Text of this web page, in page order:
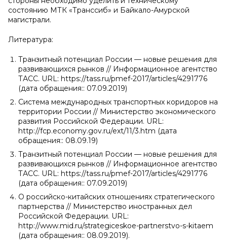
состоянию МТК «Транссиб» и Байкало-Амурской
магистрали.
Литература:
Транзитный потенциал России — новые решения для
развивающихся рынков // Информационное агентство
ТАСС. URL: https://tass.ru/pmef-2017/articles/4291776
(дата обращения:: 07.09.2019)
Система международных транспортных коридоров на
территории России // Министерство экономического
развития Российской Федерации. URL:
http://fcp.economy.gov.ru/ext/11/3.htm (дата
обращения:: 08.09.19)
Транзитный потенциал России — новые решения для
развивающихся рынков // Информационное агентство
ТАСС. URL: https://tass.ru/pmef-2017/articles/4291776
(дата обращения:: 07.09.2019)
О российско-китайских отношениях стратегического
партнерства // Министерство иностранных дел
Российской Федерации. URL:
http://www.mid.ru/strategiceskoe-partnerstvo-s-kitaem
(дата обращения:: 08.09.2019).